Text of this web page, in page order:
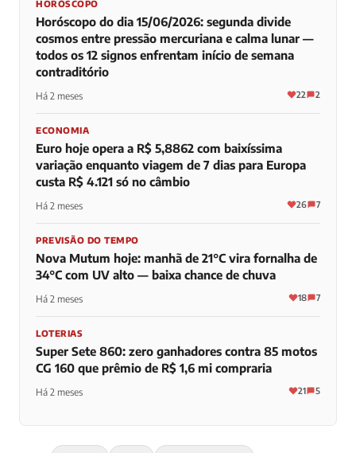
HORÓSCOPO
Horóscopo do dia 15/06/2026: segunda divide
cosmos entre pressão mercuriana e calma lunar —
todos os 12 signos enfrentam início de semana
contraditório
Há 2 meses 22 2
ECONOMIA
Euro hoje opera a R$ 5,8862 com baixíssima
variação enquanto viagem de 7 dias para Europa
custa R$ 4.121 só no câmbio
Há 2 meses 26 7
PREVISÃO DO TEMPO
Nova Mutum hoje: manhã de 21°C vira fornalha de
34°C com UV alto — baixa chance de chuva
Há 2 meses 18 7
LOTERIAS
Super Sete 860: zero ganhadores contra 85 motos
CG 160 que prêmio de R$ 1,6 mi compraria
Há 2 meses 21 5